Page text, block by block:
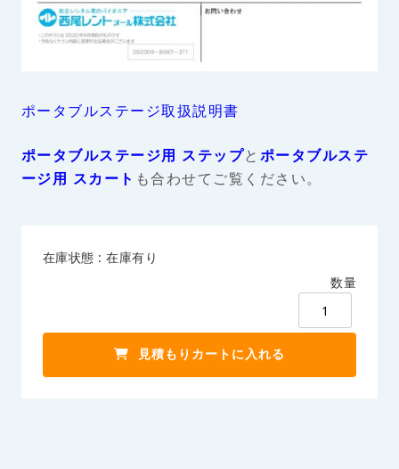
ポータブルステージ取扱説明書
ポータブルステージ用 ステップと ポータブルステ
ージ用 スカート も合わせてご覧ください。
在庫状態 : 在庫有り
数量